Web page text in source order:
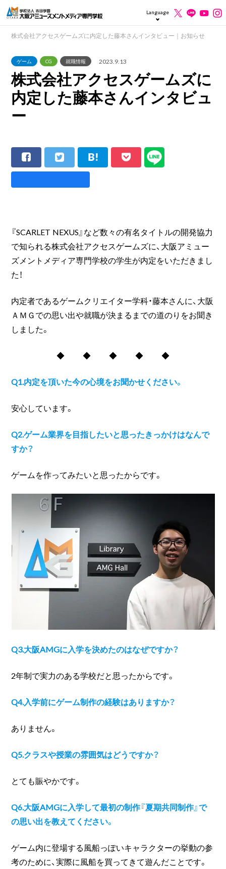
Language
株式会社アクセスゲームズに内定した藤本さんインタビュー｜お知らせ
ゲーム CG 就職情報 2023.9.13
株式会社アクセスゲームズに
内定した藤本さんインタビュ
ー
『SCARLET NEXUS』など数々の有名タイトルの開発協力
で知られる株式会社アクセスゲームズに、大阪アミュー
ズメントメディア専門学校の学生が内定をいただきまし
た！
内定者であるゲームクリエイター学科・藤本さんに、大阪
ＡＭＧでの思い出や就職が決まるまでの道のりをお聞き
しました。
◆ ◆ ◆ ◆ ◆
Q1.内定を頂いた今の心境をお聞かせください。
安心しています。
Q2.ゲーム業界を目指したいと思ったきっかけはなんで
すか？
ゲームを作ってみたいと思ったからです。
Q3.大阪AMGに入学を決めたのはなぜですか？
2年制で実力のある学校だと思ったからです。
Q4.入学前にゲーム制作の経験はありますか？
ありません。
Q5.クラスや授業の雰囲気はどうですか？
とても賑やかです。
Q6.大阪AMGに入学して最初の制作『夏期共同制作』で
の思い出を教えてください。
ゲーム内に登場する風船っぽいキャラクターの挙動の参
考のために、実際に風船を買ってきて遊んだことです。